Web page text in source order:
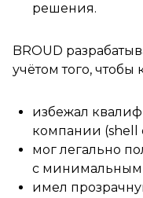
решения.
BROUD
учётом того, чтобы
избежал
компании (shell
мог легально
с минимальным
имел